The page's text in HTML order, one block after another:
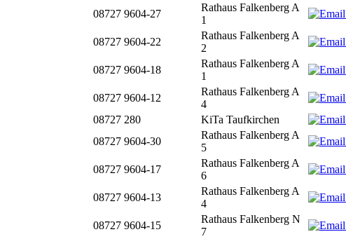
08727 9604-27
Rathaus Falkenberg A
1
08727 9604-22
Rathaus Falkenberg A
2
08727 9604-18
Rathaus Falkenberg A
1
08727 9604-12
Rathaus Falkenberg A
4
08727 280 KiTa Taufkirchen
08727 9604-30
Rathaus Falkenberg A
5
08727 9604-17
Rathaus Falkenberg A
6
08727 9604-13
Rathaus Falkenberg A
4
08727 9604-15
Rathaus Falkenberg N
7